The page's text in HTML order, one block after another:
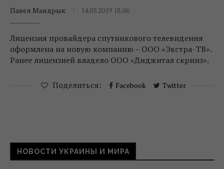
Павел Мандрык
14.03.2019 18:06
Лицензия провайдера спутникового телевидения
оформлена на новую компанию – ООО «Экстра-ТВ».
Ранее лицензией владело ООО «Диджитал скринз».
Поделиться: Facebook Twitter
НОВОСТИ УКРАИНЫ И МИРА